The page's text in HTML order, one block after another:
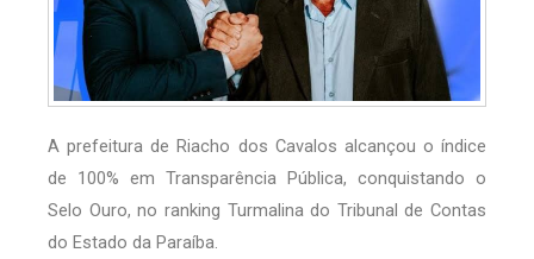
A prefeitura de Riacho dos Cavalos alcançou o índice
de 100% em Transparência Pública, conquistando o
Selo Ouro, no ranking Turmalina do Tribunal de Contas
do Estado da Paraíba.